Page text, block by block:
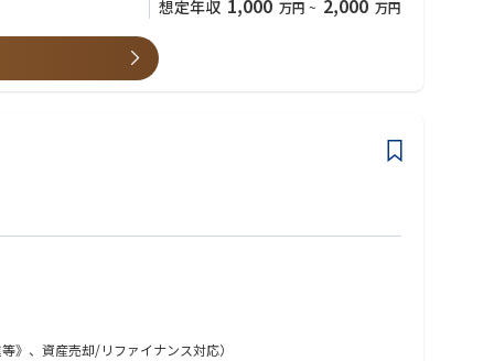
想定年収 1,000 万円 ~ 2,000 万円
》、資産売却/リファイナンス対応）